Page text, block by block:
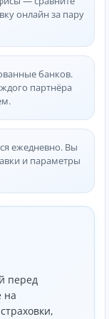
онлайн за пару
банков.
партнёра
ежедневно. Вы
и параметры
перед
на